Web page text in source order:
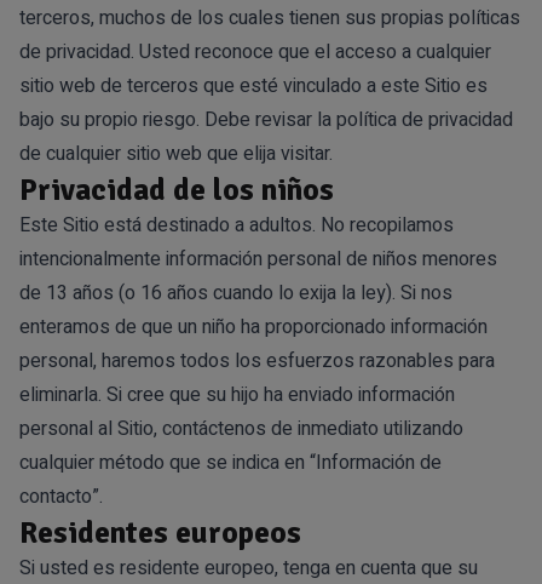
terceros, muchos de los cuales tienen sus propias políticas
de privacidad. Usted reconoce que el acceso a cualquier
sitio web de terceros que esté vinculado a este Sitio es
bajo su propio riesgo. Debe revisar la política de privacidad
de cualquier sitio web que elija visitar.
Privacidad de los niños
Este Sitio está destinado a adultos. No recopilamos
intencionalmente información personal de niños menores
de 13 años (o 16 años cuando lo exija la ley). Si nos
enteramos de que un niño ha proporcionado información
personal, haremos todos los esfuerzos razonables para
eliminarla. Si cree que su hijo ha enviado información
personal al Sitio, contáctenos de inmediato utilizando
cualquier método que se indica en “Información de
contacto”.
Residentes europeos
Si usted es residente europeo, tenga en cuenta que su